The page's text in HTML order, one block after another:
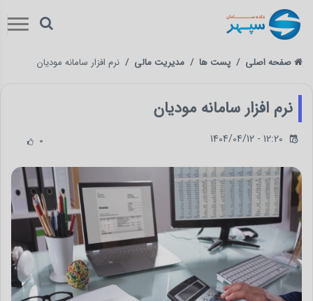
صفحه اصلی پست ها مدیریت مالی نرم افزار سامانه مودیان
نرم افزار سامانه مودیان
0 1404/04/12 - 12:20